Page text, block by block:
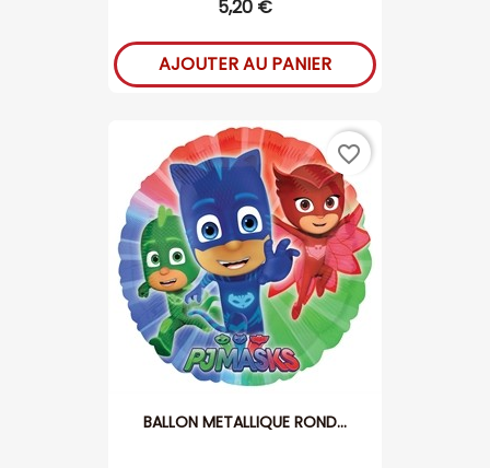
5,20 €
AJOUTER AU PANIER
BALLON METALLIQUE ROND...
favorite_border